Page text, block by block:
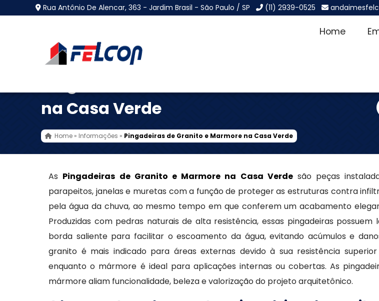
Rua Antônio De Alencar, 363 - Jardim Brasil - São Paulo / SP (11) 2939-0525
Home
na Casa Verde
Home » Informações » Pingadeiras de Granito e Marmore na Casa Verde
As Pingadeiras de Granito e Marmore na Casa Verdesão peças
parapeitos, janelas e muretas com a função de proteger as estruturas contra
pela água da chuva, ao mesmo tempo em que conferem um acabamento
Produzidas com pedras naturais de alta resistência, essas pingadeiras possuem
borda saliente para facilitar o escoamento da água, evitando acúmulos e
granito é mais indicado para áreas externas devido à sua resistência
enquanto o mármore é ideal para aplicações internas ou cobertas. As
mármore aliam funcionalidade, beleza e valorização do projeto arquitetônico.